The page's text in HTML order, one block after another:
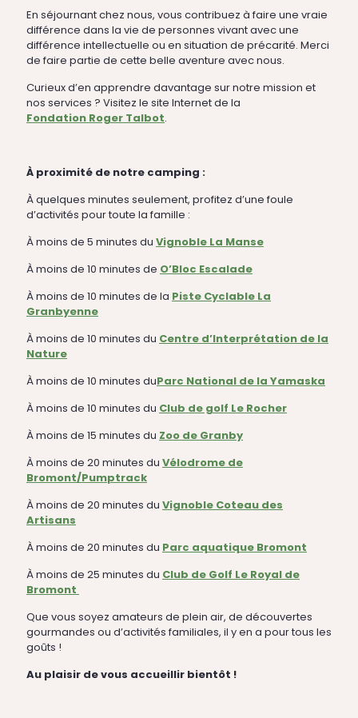
En séjournant chez nous, vous contribuez à faire une vraie
différence dans la vie de personnes vivant avec une
différence intellectuelle ou en situation de précarité. Merci
de faire partie de cette belle aventure avec nous.
Curieux d’en apprendre davantage sur notre mission et
nos services ? Visitez le site Internet de la
Fondation Roger Talbot.
À proximité de notre camping :
À quelques minutes seulement, profitez d’une foule
d’activités pour toute la famille :
À moins de 5 minutes du Vignoble La Manse
À moins de 10 minutes de O’Bloc Escalade
À moins de 10 minutes de la Piste Cyclable La
Granbyenne
À moins de 10 minutes du Centre d’Interprétation de la
Nature
À moins de 10 minutes duParc National de la Yamaska
À moins de 10 minutes du Club de golf Le Rocher
À moins de 15 minutes du Zoo de Granby
À moins de 20 minutes du Vélodrome de
Bromont/Pumptrack
À moins de 20 minutes du Vignoble Coteau des
Artisans
À moins de 20 minutes du Parc aquatique Bromont
À moins de 25 minutes du Club de Golf Le Royal de
Bromont
Que vous soyez amateurs de plein air, de découvertes
gourmandes ou d’activités familiales, il y en a pour tous les
goûts !
Au plaisir de vous accueillir bientôt !